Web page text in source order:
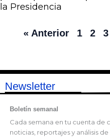
la Presidencia
« Anterior 1 2 3
Newsletter
Boletín semanal
Cada semana en tu cuenta de
noticias, reportajes y análisis